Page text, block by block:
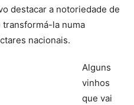
destacar a notoriedade de
la numa
nacionais.
Alguns
vinhos
que vai